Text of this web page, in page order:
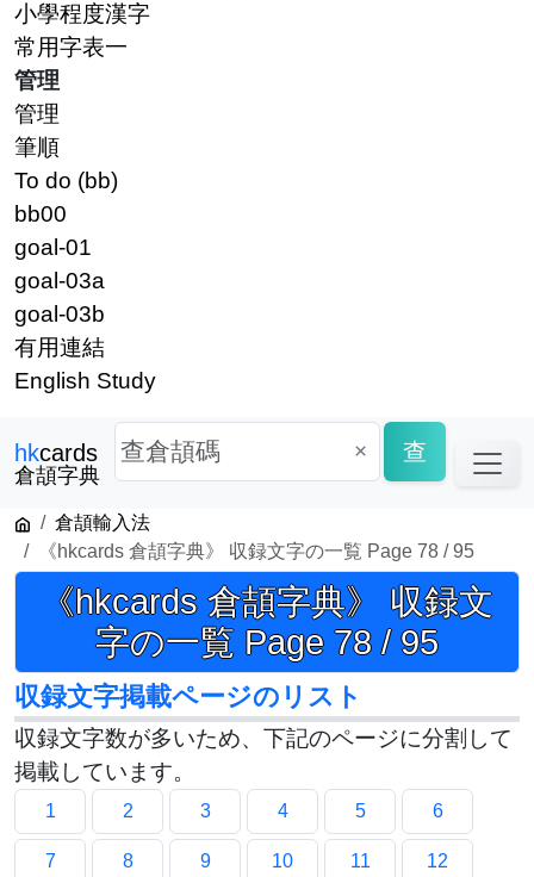
小學程度漢字
常用字表一
管理
管理
筆順
To do (bb)
bb00
goal-01
goal-03a
goal-03b
有用連結
English Study
hkcards
倉頡字典
× 查
倉頡輸入法
《hkcards 倉頡字典》 収録文字の一覧 Page 78 / 95
《hkcards 倉頡字典》 収録文
字の一覧 Page 78 / 95
収録文字掲載ページのリスト
収録文字数が多いため、下記のページに分割して
掲載しています。
1 2 3 4 5 6
7 8 9 10 11 12